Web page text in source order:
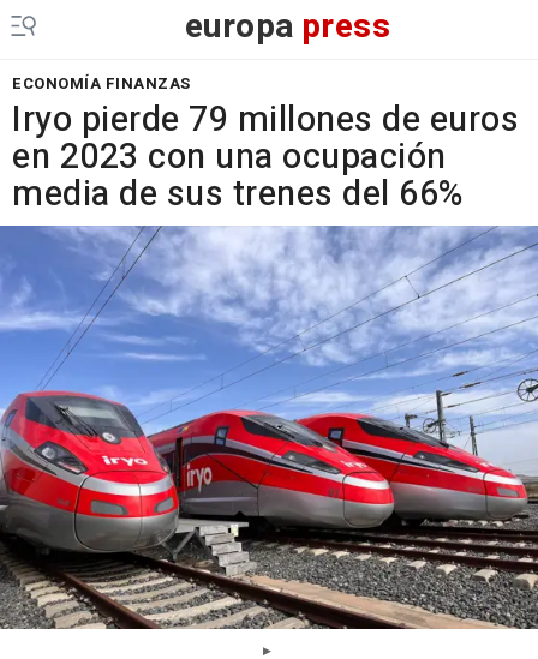
europa press
ECONOMÍA FINANZAS
Iryo pierde 79 millones de euros
en 2023 con una ocupación
media de sus trenes del 66%